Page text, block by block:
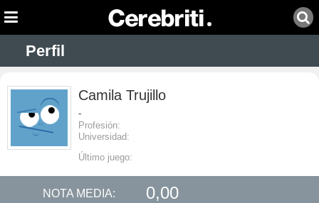
Perfil
Camila Trujillo
-
Profesión:
Universidad:
Último juego:
NOTA MEDIA: 0,00